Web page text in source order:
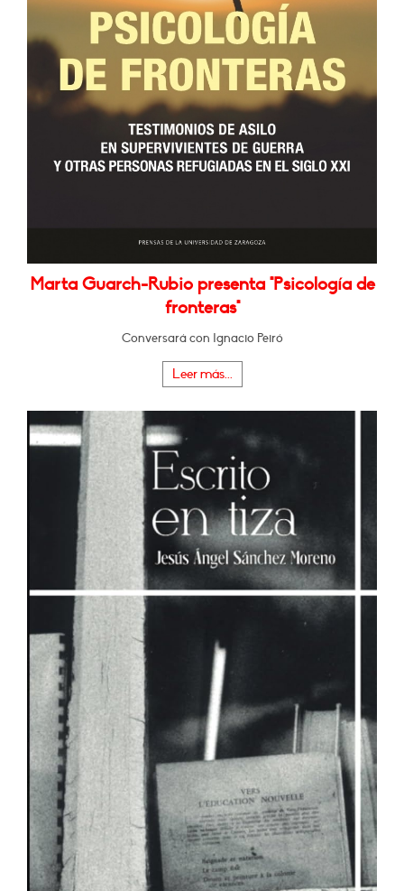
Marta Guarch-Rubio presenta "Psicología de
fronteras"
Conversará con Ignacio Peiró
Leer más...